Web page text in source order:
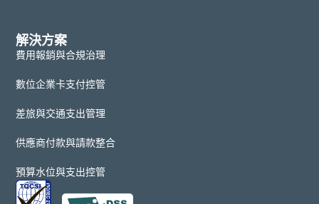
解決方案
費用報銷與合規治理
數位企業卡支付控管
差旅與交通支出管理
供應商付款與請款整合
預算水位與支出控管